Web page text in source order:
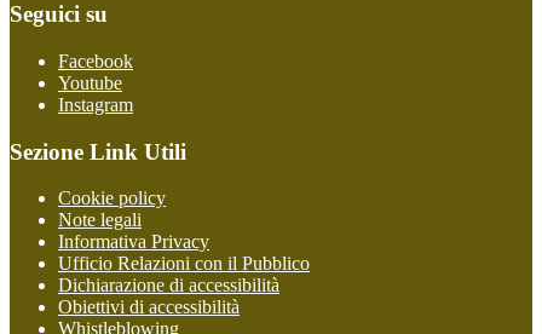
Seguici su
Facebook
Youtube
Instagram
Sezione Link Utili
Cookie policy
Note legali
Informativa Privacy
Ufficio Relazioni con il Pubblico
Dichiarazione di accessibilità
Obiettivi di accessibilità
Whistleblowing